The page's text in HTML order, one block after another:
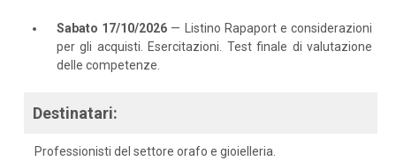
Sabato 17/10/2026 — Listino Rapaport e considerazioni
per gli acquisti. Esercitazioni. Test finale di valutazione
delle competenze.
Destinatari:
Professionisti del settore orafo e gioielleria.